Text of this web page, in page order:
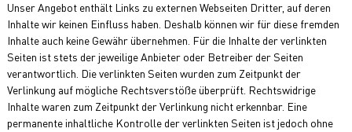
Unser Angebot enthält Links zu externen Webseiten Dritter, auf deren
Inhalte wir keinen Einfluss haben. Deshalb können wir für diese fremden
Inhalte auch keine Gewähr übernehmen. Für die Inhalte der verlinkten
Seiten ist stets der jeweilige Anbieter oder Betreiber der Seiten
verantwortlich. Die verlinkten Seiten wurden zum Zeitpunkt der
Verlinkung auf mögliche Rechtsverstöße überprüft. Rechtswidrige
Inhalte waren zum Zeitpunkt der Verlinkung nicht erkennbar. Eine
permanente inhaltliche Kontrolle der verlinkten Seiten ist jedoch ohne